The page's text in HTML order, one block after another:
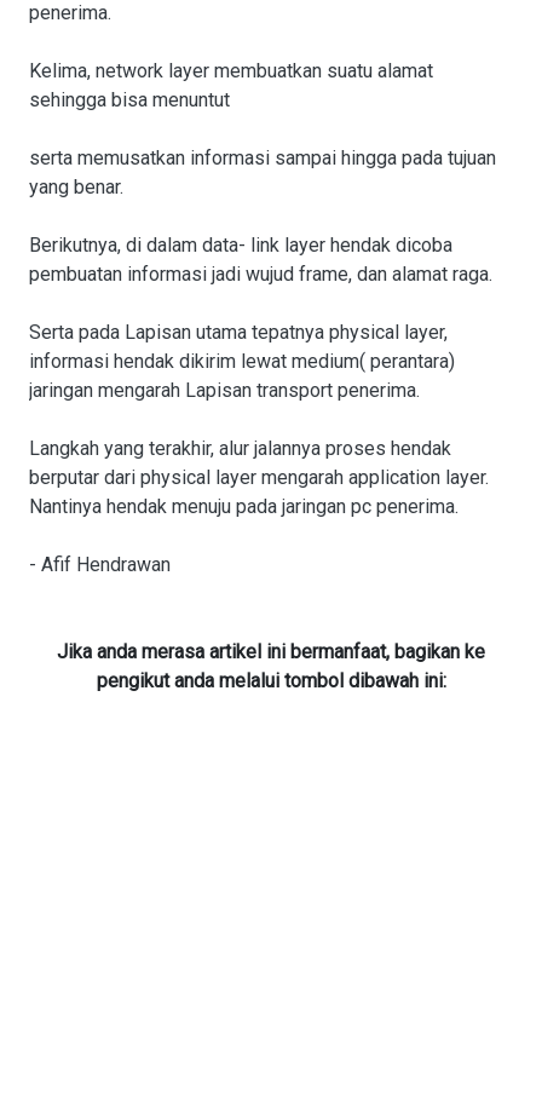
penerima.
Kelima, network layer membuatkan suatu alamat
sehingga bisa menuntut
serta memusatkan informasi sampai hingga pada tujuan
yang benar.
Berikutnya, di dalam data- link layer hendak dicoba
pembuatan informasi jadi wujud frame, dan alamat raga.
Serta pada Lapisan utama tepatnya physical layer,
informasi hendak dikirim lewat medium( perantara)
jaringan mengarah Lapisan transport penerima.
Langkah yang terakhir, alur jalannya proses hendak
berputar dari physical layer mengarah application layer.
Nantinya hendak menuju pada jaringan pc penerima.
- Afif Hendrawan
Jika anda merasa artikel ini bermanfaat, bagikan ke
pengikut anda melalui tombol dibawah ini: